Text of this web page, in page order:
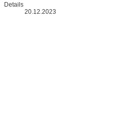
Details
20.12.2023